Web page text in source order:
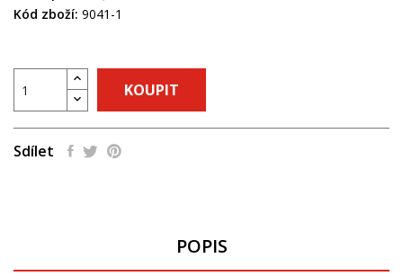
Kód zboží: 9041-1
KOUPIT
Sdílet
POPIS